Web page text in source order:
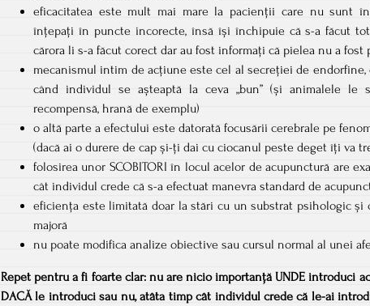
eficacitatea este mult mai mare la pacienții care nu sunt
înțepați în puncte incorecte, însă își închipuie că s-a făcut
cărora li s-a făcut corect dar au fost informați că pielea nu a fost
mecanismul intim de acțiune este cel al secreției de endorfine,
când individul se așteaptă la ceva „bun” (și animalele le
recompensă, hrană de exemplu)
o altă parte a efectului este datorată focusării cerebrale pe
(dacă ai o durere de cap și-ți dai cu ciocanul peste deget îți va
folosirea unor SCOBITORI în locul acelor de acupunctură are
cât individul crede că s-a efectuat manevra standard de
eficiența este limitată doar la stări cu un substrat psihologic și
majoră
nu poate modifica analize obiective sau cursul normal al unei
Repet pentru a fi foarte clar: nu are nicio importanță UNDE introduci
DACĂ le introduci sau nu, atâta timp cât individul crede că le-ai